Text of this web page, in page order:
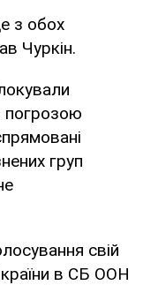
з обох
Чуркін.
погрозою
груп
свій
країни в СБ ООН